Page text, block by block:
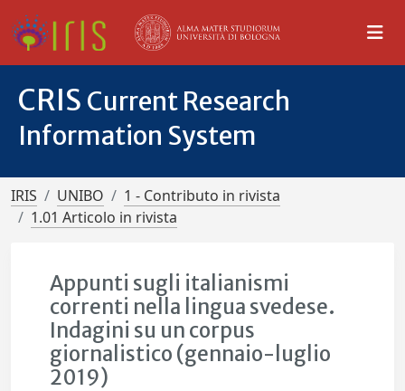
CRIS Current Research
Information System
IRIS UNIBO
1 - Contributo in rivista
1.01 Articolo in rivista
Appunti sugli italianismi
correnti nella lingua svedese.
Indagini su un corpus
giornalistico (gennaio-luglio
2019)